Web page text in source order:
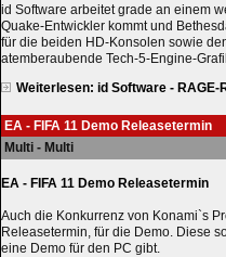
id Software arbeitet grade an einem
Quake-Entwickler kommt und
für die beiden HD-Konsolen sowie
atemberaubende Tech-5-Engine-
Weiterlesen: id Software - RAGE-
EA - FIFA 11 Demo Releasetermin
Multi - Multi
EA - FIFA 11 Demo Releasetermin
Auch die Konkurrenz von Konami`s
Releasetermin, für die Demo. Diese
eine Demo für den PC gibt.